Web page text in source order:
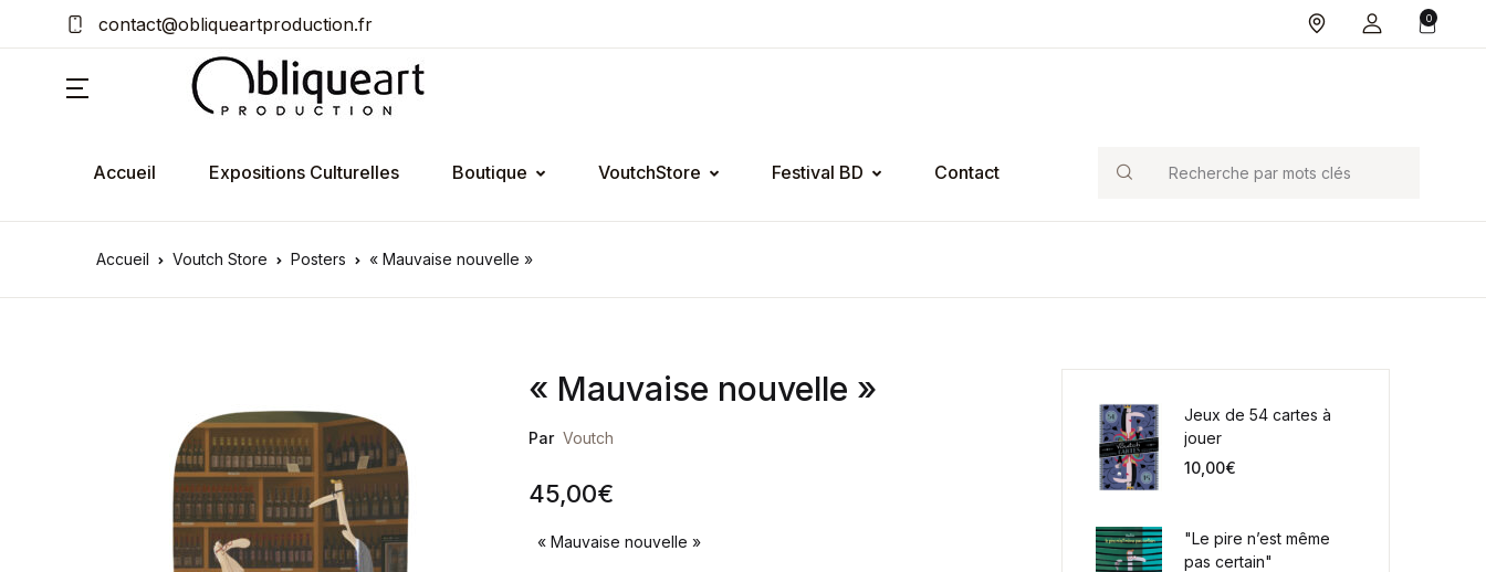
contact@obliqueartproduction.fr 0
Accueil Expositions Culturelles Boutique VoutchStore Festival BD Contact Search
Accueil Voutch Store Posters « Mauvaise nouvelle »
« Mauvaise nouvelle »
Par Voutch
45,00€
« Mauvaise nouvelle »
Jeux de 54 cartes à
jouer
10,00€
"Le pire n’est même
pas certain"